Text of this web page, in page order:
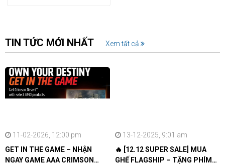
TIN TỨC MỚI NHẤT Xem tất cả
11-02-2026, 12:00 pm
GET IN THE GAME – NHẬN
NGAY GAME AAA CRIMSON
13-12-2025, 9:01 am
🔥 [12.12 SUPER SALE] MUA
GHẾ FLAGSHIP – TẶNG PHÍM